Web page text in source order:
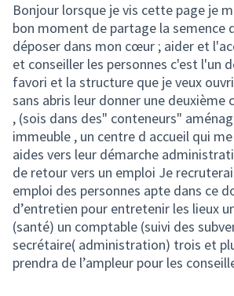
Bonjour lorsque je vis cette page je
bon moment de partage la semence
déposer dans mon cœur ; aider et
et conseiller les personnes c'est l'un
favori et la structure que je veux
sans abris leur donner une deuxième
, (sois dans des" conteneurs"
immeuble , un centre d accueil qui
aides vers leur démarche
de retour vers un emploi Je
emploi des personnes apte dans ce
d’entretien pour entretenir les lieux
(santé) un comptable (suivi des
secrétaire( administration) trois et
prendra de l’ampleur pour les